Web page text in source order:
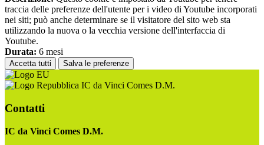
traccia delle preferenze dell'utente per i video di Youtube incorporati
nei siti; può anche determinare se il visitatore del sito web sta
utilizzando la nuova o la vecchia versione dell'interfaccia di
Youtube.
Durata: 6 mesi
Accetta tutti Salva le preferenze
IC da Vinci Comes D.M.
Contatti
IC da Vinci Comes D.M.